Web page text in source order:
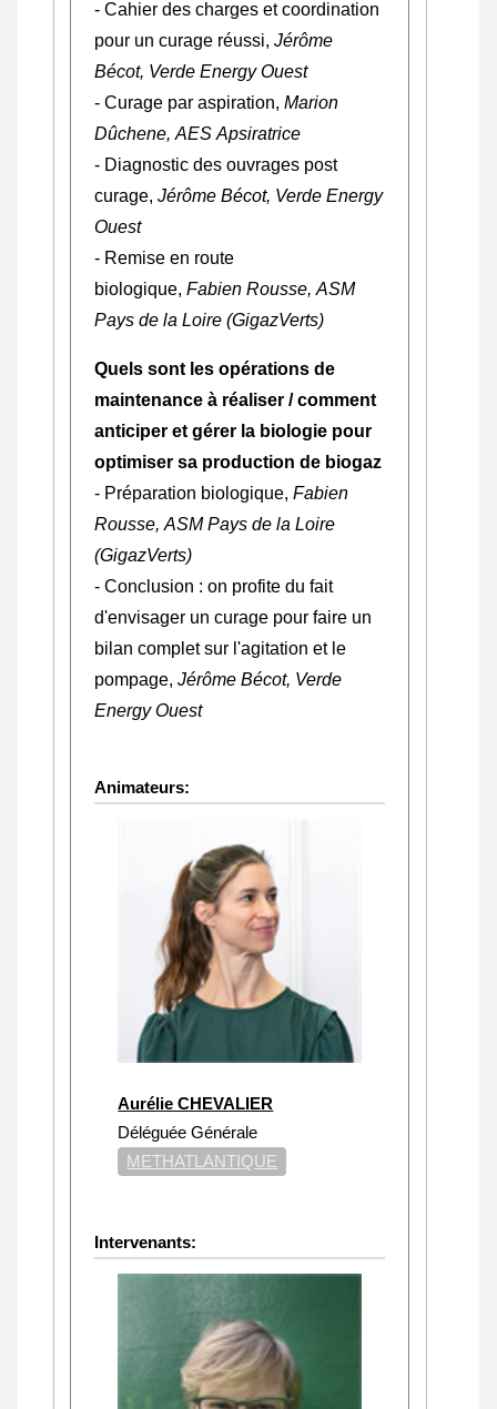
- Cahier des charges et coordination
pour un curage réussi, Jérôme
Bécot, Verde Energy Ouest
- Curage par aspiration,Marion
Dûchene, AES Apsiratrice
- Diagnostic des ouvrages post
curage, Jérôme Bécot, Verde Energy
Ouest
- Remise en route
biologique,Fabien Rousse, ASM
Pays de la Loire (GigazVerts)
Quels sont les opérations de
maintenance à réaliser / comment
anticiper et gérer la biologie pour
optimiser sa production de biogaz
- Préparation biologique,Fabien
Rousse, ASM Pays de la Loire
(GigazVerts)
- Conclusion : on profite du fait
d'envisager un curage pour faire un
bilan complet sur l'agitation et le
pompage,Jérôme Bécot, Verde
Energy Ouest
Animateurs:
Aurélie CHEVALIER
Déléguée Générale
METHATLANTIQUE
Intervenants: